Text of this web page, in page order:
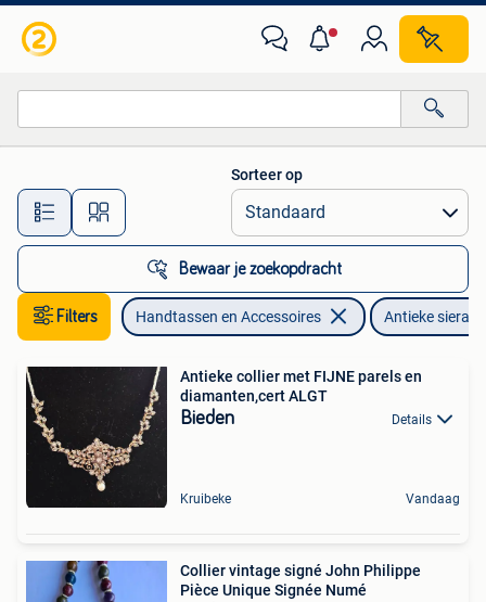
Alle afstanden…
Sorteer op
Bewaar je zoekopdracht
Filters Handtassen en Accessoires Antieke
Antieke collier met FIJNE parels en
diamanten,cert ALGT
Bieden Details
Kruibeke Vandaag
Collier vintage signé John Philippe
Pièce Unique Signée Numé